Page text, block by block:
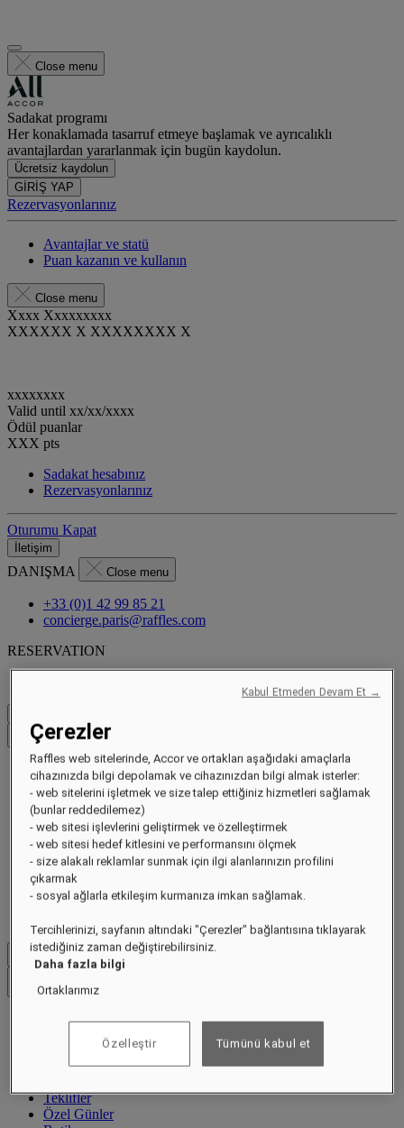
Close menu
Sadakat programı
Her konaklamada tasarruf etmeye başlamak ve ayrıcalıklı
avantajlardan yararlanmak için bugün kaydolun.
Ücretsiz kaydolun
GİRİŞ YAP
Rezervasyonlarınız
Avantajlar ve statü
Puan kazanın ve kullanın
Close menu
Xxxx Xxxxxxxxx
XXXXXX X XXXXXXXX X
xxxxxxxx
Valid until xx/xx/xxxx
Ödül puanlar
XXX pts
Sadakat hesabınız
Rezervasyonlarınız
Oturumu Kapat
İletişim
DANIŞMA Close menu
+33 (0)1 42 99 85 21
concierge.paris@raffles.com
RESERVATION
Menüyü kapat
Menüyü kapat
Bir Raffles Destinasyonu Bulun
Otel ve Tatil Köyleri
Rezidanslar
Teklifler
Özel Günler
Çerezler
Raffles web sitelerinde, Accor ve ortakları aşağıdaki amaçlarla
cihazınızda bilgi depolamak ve cihazınızdan bilgi almak isterler:
- web sitelerini işletmek ve size talep ettiğiniz hizmetleri sağlamak
(bunlar reddedilemez)
- web sitesi işlevlerini geliştirmek ve özelleştirmek
- web sitesi hedef kitlesini ve performansını ölçmek
- size alakalı reklamlar sunmak için ilgi alanlarınızın profilini
çıkarmak
- sosyal ağlarla etkileşim kurmanıza imkan sağlamak.
Tercihlerinizi, sayfanın altındaki "Çerezler" bağlantısına tıklayarak
istediğiniz zaman değiştirebilirsiniz.
Daha fazla bilgi
Ortaklarımız
Özelleştir Tümünü kabul et
Kabul Etmeden Devam Et →